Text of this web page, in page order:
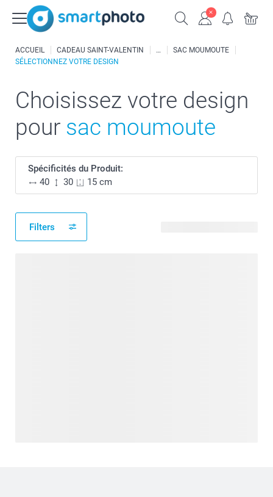
ACCUEIL CADEAU SAINT-VALENTIN
SAC MOUMOUTE
SÉLECTIONNEZ VOTRE DESIGN
Choisissez votre design
pour sac moumoute
Spécificités du Produit:
40
30 15 cm
Filters